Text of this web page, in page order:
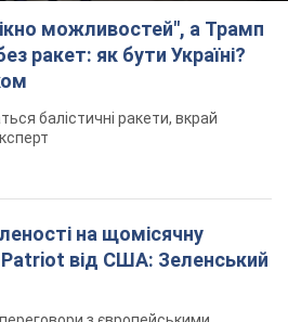
з європейськими
педагогів:
Київщині загинула
ліцею, її чоловік та онук
терору